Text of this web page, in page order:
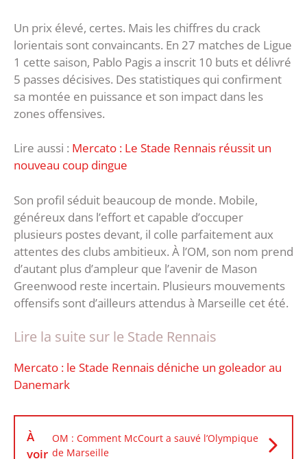
Un prix élevé, certes. Mais les chiffres du crack
lorientais sont convaincants. En 27 matches de Ligue
1 cette saison, Pablo Pagis a inscrit 10 buts et délivré
5 passes décisives. Des statistiques qui confirment
sa montée en puissance et son impact dans les
zones offensives.
Lire aussi : Mercato : Le Stade Rennais réussit un
nouveau coup dingue
Son profil séduit beaucoup de monde. Mobile,
généreux dans l’effort et capable d’occuper
plusieurs postes devant, il colle parfaitement aux
attentes des clubs ambitieux. À l’OM, son nom prend
d’autant plus d’ampleur que l’avenir de Mason
Greenwood reste incertain. Plusieurs mouvements
offensifs sont d’ailleurs attendus à Marseille cet été.
Lire la suite sur le Stade Rennais
Mercato : le Stade Rennais déniche un goleador au
Danemark
À
voir
OM : Comment McCourt a sauvé l’Olympique
de Marseille